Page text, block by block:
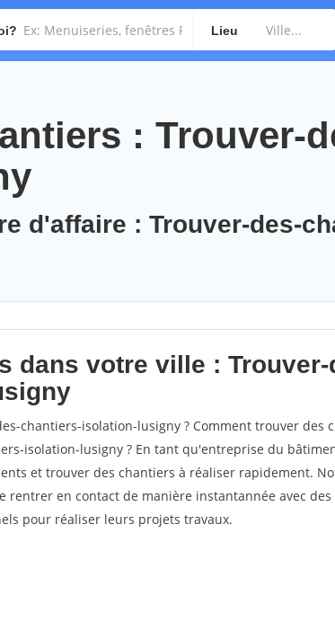
Lieu
: Trouver-
d'affaire : Trouver-des-
dans votre ville : Trouver-
chantiers-isolation-lusigny ? Comment trouver des
isolation-lusigny ? En tant qu'entreprise du
et trouver des chantiers à réaliser rapidement.
rentrer en contact de manière instantannée avec des
pour réaliser leurs projets travaux.